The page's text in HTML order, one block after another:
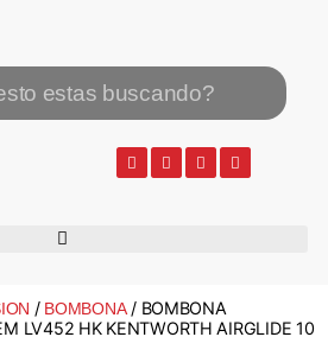
/ BOMBONA/ BOMBONA
LV452 HK KENTWORTH AIRGLIDE 10